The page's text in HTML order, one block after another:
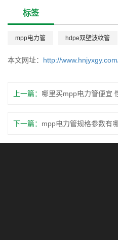
标签
mpp电力管 hdpe双壁波纹管
本文网址： http://
上一篇：
下一篇：